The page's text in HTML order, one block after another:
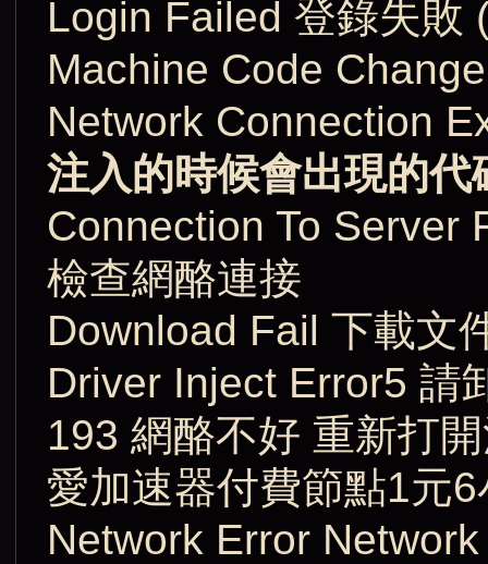
Login Failed 登錄失敗
Machine Code
Network Connection
注入的時候會出現的代
Connection To Server
檢查網酪連接
Download Fail 下載文
Driver Inject Error5 請
193 網酪不好 重新打
愛加速器付費節點1元
Network Error